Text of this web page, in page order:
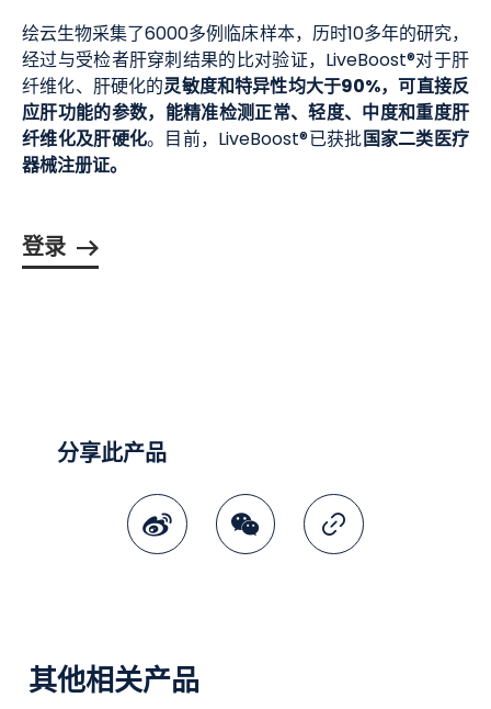
绘云生物采集了6000多例临床样本，历时10多年的研究，
经过与受检者肝穿刺结果的比对验证，LiveBoost®对于肝
纤维化、肝硬化的灵敏度和特异性均大于90%，可直接反
应肝功能的参数，能精准检测正常、轻度、中度和重度肝
纤维化及肝硬化。目前，LiveBoost®已获批国家二类医疗
器械注册证。
登录
分享此产品
其他相关产品